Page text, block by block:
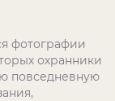
фотографии
охранники
повседневную